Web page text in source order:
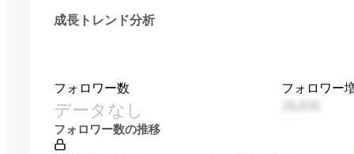
成長トレンド分析
フォロワー数
データなし
フォロワー
フォロワー数の推移